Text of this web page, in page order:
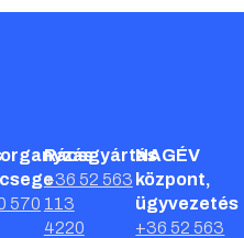
570
Rácsgyártás
+36 52 563
113
4220
NAGÉV
központ,
ügyvezetés
+36 52 563